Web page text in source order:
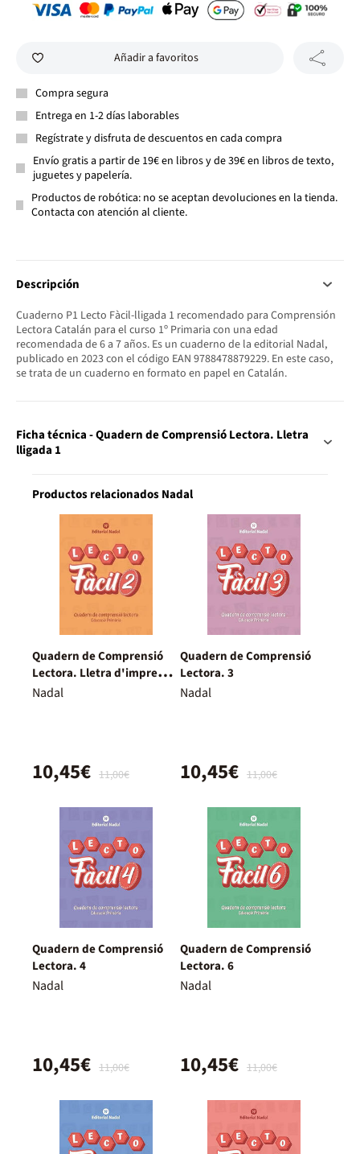
Añadir a favoritos
Compra segura
Entrega en 1-2 días laborables
Regístrate y disfruta de descuentos en cada compra
Envío gratis a partir de 19€ en libros y de 39€ en libros de texto,
juguetes y papelería.
Productos de robótica: no se aceptan devoluciones en la tienda.
Contacta con atención al cliente.
Descripción
Cuaderno P1 Lecto Fàcil-lligada 1 recomendado para Comprensión
Lectora Catalán para el curso 1º Primaria con una edad
recomendada de 6 a 7 años. Es un cuaderno de la editorial Nadal,
publicado en 2023 con el código EAN 9788478879229. En este caso,
se trata de un cuaderno en formato en papel en Catalán.
Ficha técnica - Quadern de Comprensió Lectora. Lletra
lligada 1
Productos relacionados Nadal
Quadern de Comprensió
Lectora. Lletra d'impremta
2
Nadal
11,00€
10,45€
Quadern de Comprensió
Lectora. 3
Nadal
11,00€
10,45€
Quadern de Comprensió
Lectora. 4
Nadal
11,00€
10,45€
Quadern de Comprensió
Lectora. 6
Nadal
11,00€
10,45€